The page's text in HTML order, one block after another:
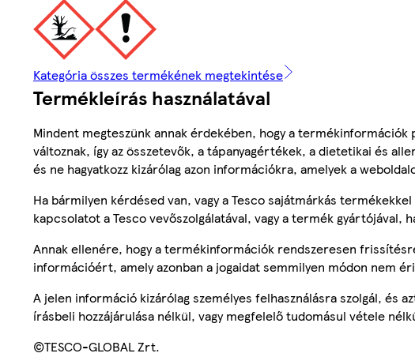
Kategória összes termékének megtekintése
Termékleírás használatával
Mindent megteszünk annak érdekében, hogy a
változnak, így az összetevők, a tápanyagértékek, a dietetikai és
és ne hagyatkozz kizárólag azon információkra, amelyek a
Ha bármilyen kérdésed van, vagy a Tesco sajátmárkás
kapcsolatot a Tesco vevőszolgálatával, vagy a termék gyártójával,
Annak ellenére, hogy a termékinformációk rendszeresen
információért, amely azonban a jogaidat semmilyen módon nem
A jelen információ kizárólag személyes felhasználásra szolgál, és
írásbeli hozzájárulása nélkül, vagy megfelelő tudomásul vétele
©TESCO-GLOBAL Zrt.